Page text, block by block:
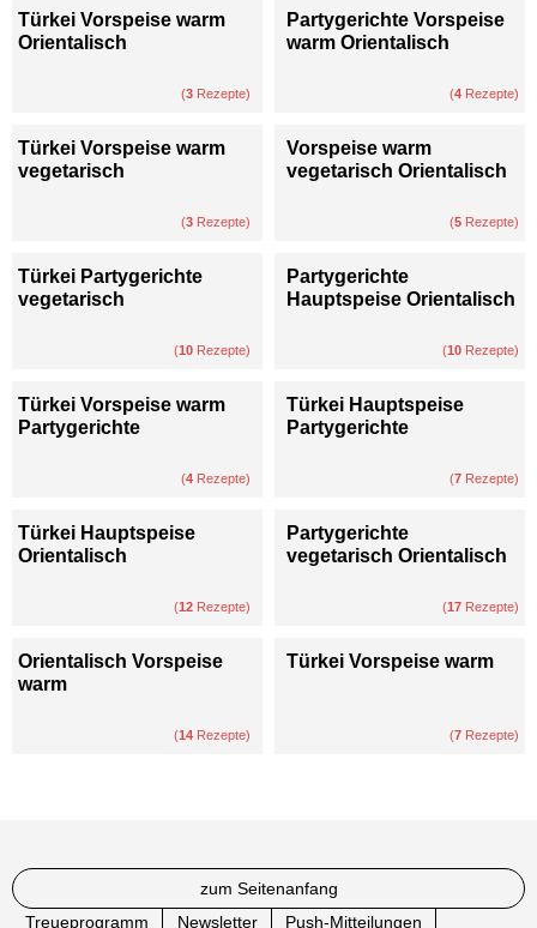
Türkei Vorspeise warm
Orientalisch
(3 Rezepte)
Partygerichte Vorspeise
warm Orientalisch
(4 Rezepte)
Türkei Vorspeise warm
vegetarisch
(3 Rezepte)
Vorspeise warm
vegetarisch Orientalisch
(5 Rezepte)
Türkei Partygerichte
vegetarisch
(10 Rezepte)
Partygerichte
Hauptspeise Orientalisch
(10 Rezepte)
Türkei Vorspeise warm
Partygerichte
(4 Rezepte)
Türkei Hauptspeise
Partygerichte
(7 Rezepte)
Türkei Hauptspeise
Orientalisch
(12 Rezepte)
Partygerichte
vegetarisch Orientalisch
(17 Rezepte)
Orientalisch Vorspeise
warm
(14 Rezepte)
Türkei Vorspeise warm
(7 Rezepte)
zum Seitenanfang
Treueprogramm
Newsletter Push-Mitteilungen